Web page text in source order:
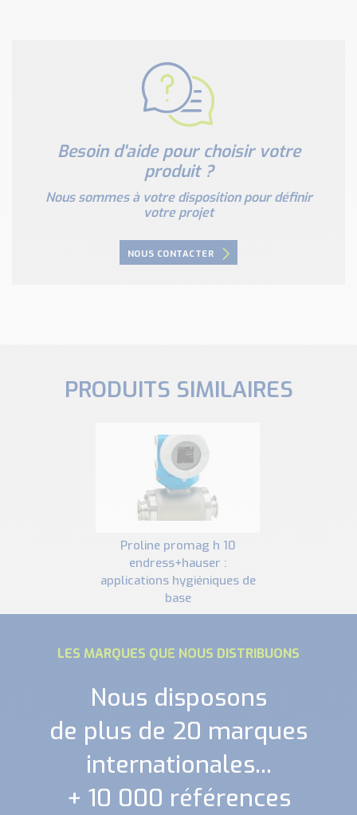
Besoin d'aide pour choisir votre
produit ?
Nous sommes à votre disposition pour définir
votre projet
NOUS CONTACTER
PRODUITS SIMILAIRES
proline promag h 10
endress+hauser :
applications hygiéniques de
base
LES MARQUES QUE NOUS DISTRIBUONS
Nous disposons
de plus de 20 marques
internationales...
+ 10 000 références